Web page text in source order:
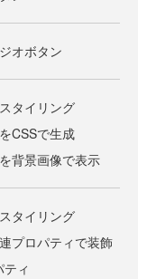
オボタン
タイリング
CSSで生成
背景画像で表示
タイリング
プロパティで装飾
ィ